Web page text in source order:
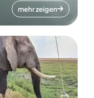
mehr zeigen